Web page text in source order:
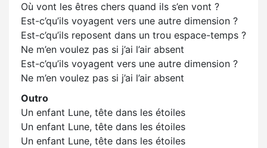
Où vont les êtres chers quand ils s’en vont ?
Est-c’qu’ils voyagent vers une autre dimension ?
Est-c’qu’ils reposent dans un trou espace-temps ?
Ne m’en voulez pas si j’ai l’air absent
Est-c’qu’ils voyagent vers une autre dimension ?
Ne m’en voulez pas si j’ai l’air absent
Outro
Un enfant Lune, tête dans les étoiles
Un enfant Lune, tête dans les étoiles
Un enfant Lune, tête dans les étoiles